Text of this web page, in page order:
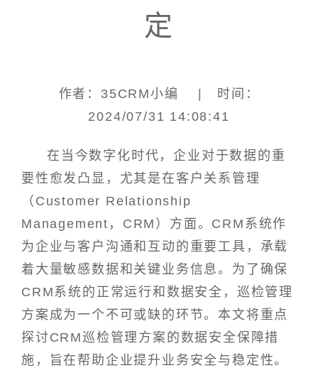
定
作者：35CRM小编 | 时间：
2024/07/31 14:08:41
在当今数字化时代，企业对于数据的重
要性愈发凸显，尤其是在客户关系管理
（Customer Relationship
Management，CRM）方面。CRM系统作
为企业与客户沟通和互动的重要工具，承载
着大量敏感数据和关键业务信息。为了确保
CRM系统的正常运行和数据安全，巡检管理
方案成为一个不可或缺的环节。本文将重点
探讨CRM巡检管理方案的数据安全保障措
施，旨在帮助企业提升业务安全与稳定性。